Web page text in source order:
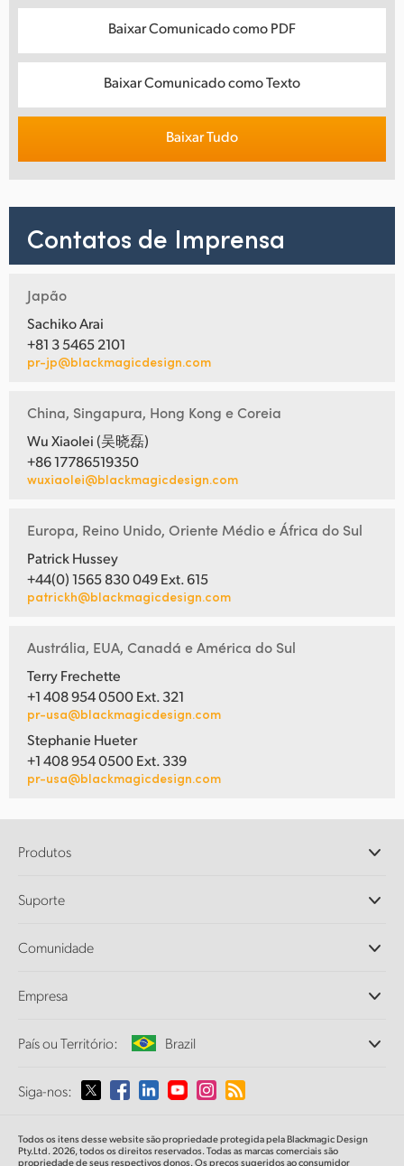
Baixar Comunicado como PDF
Baixar Comunicado como Texto
Baixar Tudo
Contatos de Imprensa
Japão
Sachiko Arai
+81 3 5465 2101
pr-jp@blackmagicdesign.com
China, Singapura, Hong Kong e Coreia
Wu Xiaolei (吴晓磊)
+86 17786519350
wuxiaolei@blackmagicdesign.com
Europa, Reino Unido, Oriente Médio e África do Sul
Patrick Hussey
+44(0) 1565 830 049 Ext. 615
patrickh@blackmagicdesign.com
Austrália, EUA, Canadá e América do Sul
Terry Frechette
+1 408 954 0500 Ext. 321
pr-usa@blackmagicdesign.com
Stephanie Hueter
+1 408 954 0500 Ext. 339
pr-usa@blackmagicdesign.com
Produtos
DaVinci Resolve e Fusion
Ultimatte
Captura e Reprodução
Conversão de Padrões
Monitoramento
Armazenamento em Rede
Roteamento e Distribuição
Suporte
Central de Suporte Técnico
Comunidade
Empresa
Sobre a Blackmagic Design
Imprensa
País ou Território: Brazil
Selecione seu país ou território
Siga-nos:
Todos os itens desse website são propriedade protegida pela Blackmagic Design
Pty.Ltd. 2026, todos os direitos reservados. Todas as marcas comerciais são
propriedade de seus respectivos donos. Os preços sugeridos ao consumidor